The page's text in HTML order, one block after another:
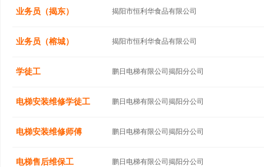
业务员（揭东） 揭阳市恒利华食品有限公司
业务员（榕城） 揭阳市恒利华食品有限公司
学徒工 鹏日电梯有限公司揭阳分公司
电梯安装维修学徒工 鹏日电梯有限公司揭阳分公司
电梯安装维修师傅 鹏日电梯有限公司揭阳分公司
电梯售后维保工 鹏日电梯有限公司揭阳分公司